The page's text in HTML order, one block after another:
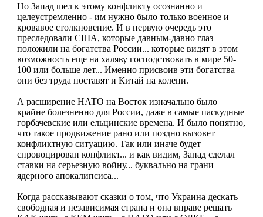
Но Запад шел к этому конфликту осознанно и
целеустремленно - им нужно было только военное и
кровавое столкновение. И в первую очередь это
преследовали США, которые давным-давно глаз
положили на богатства России... которые видят в этом
возможность еще на халяву господствовать в мире 50-
100 или больше лет... Именно присвоив эти богатства
они без труда поставят и Китай на колени.
А расширение НАТО на Восток изначально было
крайне болезненно для России, даже в самые паскудные
горбачевские или ельцинские времена. И было понятно,
что такое продвижение рано или поздно вызовет
конфликтную ситуацию. Так или иначе будет
спровоцирован конфликт... и как видим, Запад сделал
ставки на серьезную войну... буквально на грани
ядерного апокалипсиса...
Когда рассказывают сказки о том, что Украина дескать
свободная и независимая страна и она вправе решать